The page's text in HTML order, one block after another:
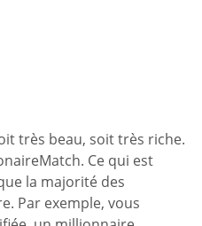
très beau, soit très riche.
Ce qui est
la majorité des
Par exemple, vous